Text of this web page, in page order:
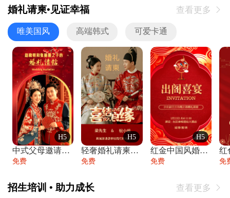
婚礼请柬•见证幸福 查看更多 
唯美国风 高端韩式 可爱卡通
H5
中式父母邀请函婚礼结婚请柬请贴父母邀请方
免费
H5
轻奢婚礼请柬婚礼邀请函结婚照请帖
免费
H5
红金中国风婚礼请柬出阁喜宴嫁女请帖出阁宴
免费 免
招生培训 • 助力成长 查看更多 